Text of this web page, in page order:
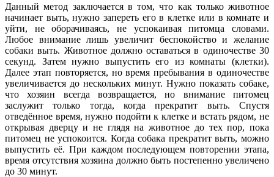
Данный метод заключается в том, что как только животное
начинает выть, нужно запереть его в клетке или в комнате и
уйти, не оборачиваясь, не успокаивая питомца словами.
Любое внимание лишь увеличит беспокойство и желание
собаки выть. Животное должно оставаться в одиночестве 30
секунд. Затем нужно выпустить его из комнаты (клетки).
Далее этап повторяется, но время пребывания в одиночестве
увеличивается до нескольких минут. Нужно показать собаке,
что хозяин всегда возвращается, но внимание питомец
заслужит только тогда, когда прекратит выть. Спустя
отведённое время, нужно подойти к клетке и встать рядом, не
открывая дверцу и не глядя на животное до тех пор, пока
питомец не успокоится. Когда собака прекратит выть, можно
выпустить её. При каждом последующем повторении этапа,
время отсутствия хозяина должно быть постепенно увеличено
до 30 минут.